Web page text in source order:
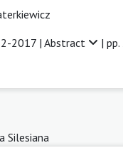
2017 | Abstract |
Silesiana